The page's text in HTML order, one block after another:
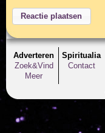
Adverteren
Zoek&Vind
Meer
Spiritualia
Contact